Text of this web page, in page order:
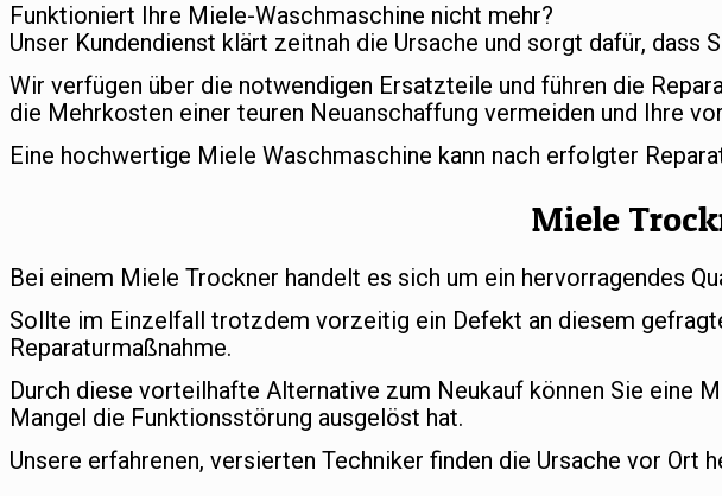
Funktioniert Ihre Miele-Waschmaschine nicht mehr?
Unser Kundendienst klärt zeitnah die Ursache und sorgt dafür,
Wir verfügen über die notwendigen Ersatzteile und führen die
die Mehrkosten einer teuren Neuanschaffung vermeiden und Ihre
Eine hochwertige Miele Waschmaschine kann nach erfolgter
Miele
Bei einem Miele Trockner handelt es sich um ein hervorragendes
Sollte im Einzelfall trotzdem vorzeitig ein Defekt an diesem
Reparaturmaßnahme.
Durch diese vorteilhafte Alternative zum Neukauf können Sie eine
Mangel die Funktionsstörung ausgelöst hat.
Unsere erfahrenen, versierten Techniker finden die Ursache vor Ort